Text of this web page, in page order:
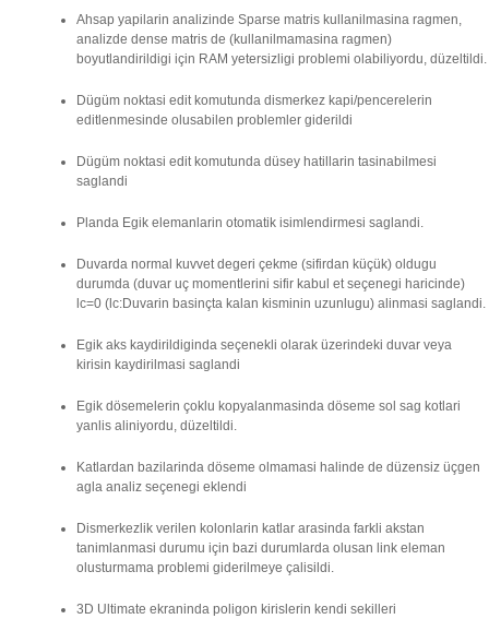
Ahsap yapilarin analizinde Sparse matris kullanilmasina ragmen,
analizde dense matris de (kullanilmamasina ragmen)
boyutlandirildigi için RAM yetersizligi problemi olabiliyordu, düzeltildi.
Dügüm noktasi edit komutunda dismerkez kapi/pencerelerin
editlenmesinde olusabilen problemler giderildi
Dügüm noktasi edit komutunda düsey hatillarin tasinabilmesi
saglandi
Planda Egik elemanlarin otomatik isimlendirmesi saglandi.
Duvarda normal kuvvet degeri çekme (sifirdan küçük) oldugu
durumda (duvar uç momentlerini sifir kabul et seçenegi haricinde)
lc=0 (lc:Duvarin basinçta kalan kisminin uzunlugu) alinmasi saglandi.
Egik aks kaydirildiginda seçenekli olarak üzerindeki duvar veya
kirisin kaydirilmasi saglandi
Egik dösemelerin çoklu kopyalanmasinda döseme sol sag kotlari
yanlis aliniyordu, düzeltildi.
Katlardan bazilarinda döseme olmamasi halinde de düzensiz üçgen
agla analiz seçenegi eklendi
Dismerkezlik verilen kolonlarin katlar arasinda farkli akstan
tanimlanmasi durumu için bazi durumlarda olusan link eleman
olusturmama problemi giderilmeye çalisildi.
3D Ultimate ekraninda poligon kirislerin kendi sekilleri